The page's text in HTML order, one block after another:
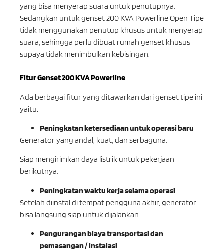
yang bisa menyerap suara untuk penutupnya.
Sedangkan untuk genset 200 KVA Powerline Open Tipe
tidak menggunakan penutup khusus untuk menyerap
suara, sehingga perlu dibuat rumah genset khusus
supaya tidak menimbulkan kebisingan.
Fitur Genset 200 KVA Powerline
Ada berbagai fitur yang ditawarkan dari genset tipe ini
yaitu:
Peningkatan ketersediaan untuk operasi baru
Generator yang andal, kuat, dan serbaguna.
Siap mengirimkan daya listrik untuk pekerjaan
berikutnya.
Peningkatan waktu kerja selama operasi
Setelah diinstal di tempat pengguna akhir, generator
bisa langsung siap untuk dijalankan
Pengurangan biaya transportasi dan
pemasangan / instalasi